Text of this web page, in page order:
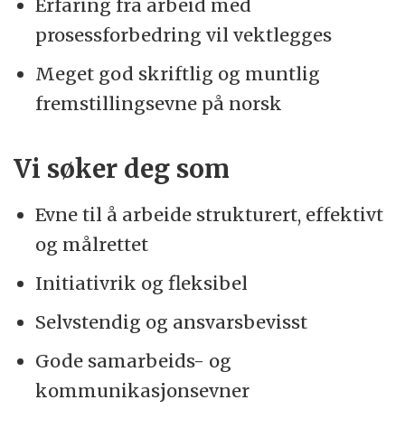
Erfaring fra arbeid med
prosessforbedring vil vektlegges
Meget god skriftlig og muntlig
fremstillingsevne på norsk
Vi søker deg som
Evne til å arbeide strukturert, effektivt
og målrettet
Initiativrik og fleksibel
Selvstendig og ansvarsbevisst
Gode samarbeids- og
kommunikasjonsevner